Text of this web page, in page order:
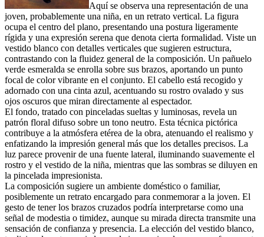
Aquí se observa una representación de una
joven, probablemente una niña, en un retrato vertical. La figura
ocupa el centro del plano, presentando una postura ligeramente
rígida y una expresión serena que denota cierta formalidad. Viste un
vestido blanco con detalles verticales que sugieren estructura,
contrastando con la fluidez general de la composición. Un pañuelo
verde esmeralda se enrolla sobre sus brazos, aportando un punto
focal de color vibrante en el conjunto. El cabello está recogido y
adornado con una cinta azul, acentuando su rostro ovalado y sus
ojos oscuros que miran directamente al espectador.
El fondo, tratado con pinceladas sueltas y luminosas, revela un
patrón floral difuso sobre un tono neutro. Esta técnica pictórica
contribuye a la atmósfera etérea de la obra, atenuando el realismo y
enfatizando la impresión general más que los detalles precisos. La
luz parece provenir de una fuente lateral, iluminando suavemente el
rostro y el vestido de la niña, mientras que las sombras se diluyen en
la pincelada impresionista.
La composición sugiere un ambiente doméstico o familiar,
posiblemente un retrato encargado para conmemorar a la joven. El
gesto de tener los brazos cruzados podría interpretarse como una
señal de modestia o timidez, aunque su mirada directa transmite una
sensación de confianza y presencia. La elección del vestido blanco,